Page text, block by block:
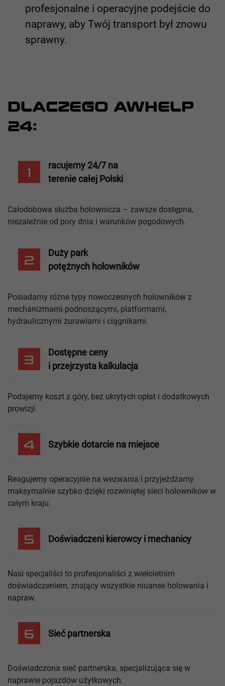
profesjonalne i operacyjne podejście do
naprawy, aby Twój transport był znowu
sprawny.
DLACZEGO AWHELP
24:
1
racujemy 24/7 na
terenie całej Polski
Całodobowa służba holownicza – zawsze dostępna,
niezależnie od pory dnia i warunków pogodowych.
2
Duży park
potężnych holowników
Posiadamy różne typy nowoczesnych holowników z
mechanizmami podnoszącymi, platformami,
hydraulicznymi żurawiami i ciągnikami.
3
Dostępne ceny
i przejrzysta kalkulacja
Podajemy koszt z góry, bez ukrytych opłat i dodatkowych
prowizji.
4 Szybkie dotarcie na miejsce
Reagujemy operacyjnie na wezwania i przyjeżdżamy
maksymalnie szybko dzięki rozwiniętej sieci holowników w
całym kraju.
5 Doświadczeni kierowcy i mechanicy
Nasi specjaliści to profesjonaliści z wieloletnim
doświadczeniem, znający wszystkie niuanse holowania i
napraw.
6 Sieć partnerska
Doświadczona sieć partnerska, specjalizująca się w
naprawie pojazdów użytkowych.